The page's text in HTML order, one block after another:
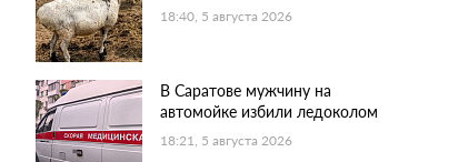
18:40, 5 августа 2026
В Саратове мужчину на
автомойке избили ледоколом
18:21, 5 августа 2026